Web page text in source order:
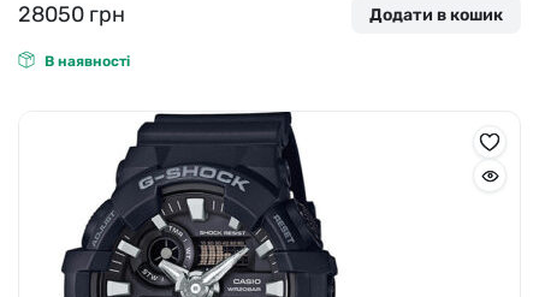
28050 грн Додати в кошик
В наявності